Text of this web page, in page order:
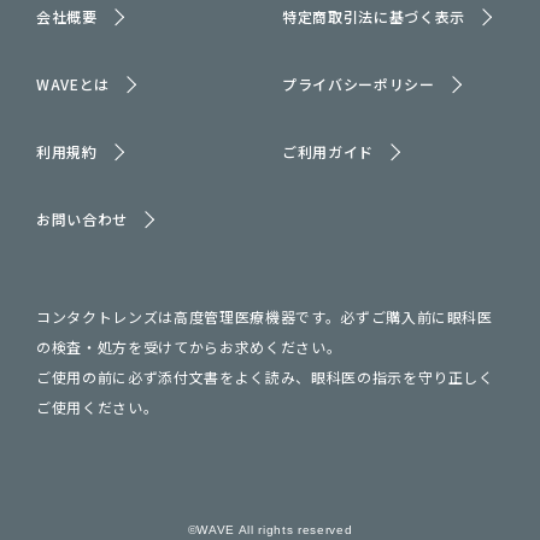
会社概要 特定商取引法に基づく表示
WAVEとは プライバシーポリシー
利用規約 ご利用ガイド
お問い合わせ
コンタクトレンズは高度管理医療機器です。必ずご購入前に眼科医
の検査・処方を受けてからお求めください。
ご使用の前に必ず添付文書をよく読み、眼科医の指示を守り正しく
ご使用ください。
©WAVE All rights reserved